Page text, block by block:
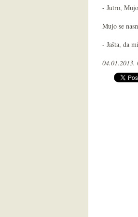
- Jutro,
Mujo se
- Jašta, da
04.01.2013.